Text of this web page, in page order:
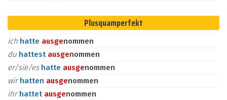
Plusquamperfekt
ich hatte ausgenommen
du hattest ausgenommen
er/sie/es hatte ausgenommen
wirhatten ausgenommen
ihrhattet ausgenommen